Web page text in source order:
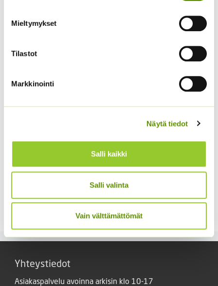
Mieltymykset
Tilastot
Markkinointi
Näytä tiedot
Salli kaikki
Salli valinta
Vain välttämättömät
Music Box 40 s.
Sperli’s Mix Dreams
sekoitus
Sisältää arvonlisäveron
Tuoksuherne Little
Sweetheart (an)
2,80 € Sisältää arvonlisäveron
Yhteystiedot
Asiakaspalvelu avoinna arkisin klo 10-17